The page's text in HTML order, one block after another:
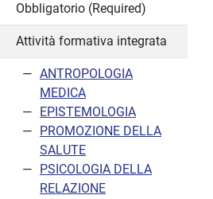
Obbligatorio (Required)
Attività formativa integrata
ANTROPOLOGIA
MEDICA
EPISTEMOLOGIA
PROMOZIONE DELLA
SALUTE
PSICOLOGIA DELLA
RELAZIONE